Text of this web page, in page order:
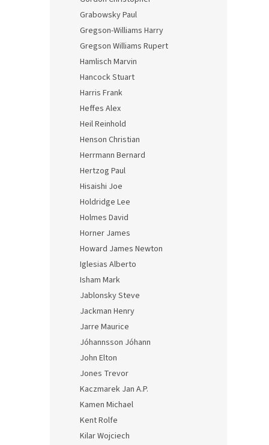
Grabowsky Paul
Gregson-Williams Harry
Gregson Williams Rupert
Hamlisch Marvin
Hancock Stuart
Harris Frank
Heffes Alex
Heil Reinhold
Henson Christian
Herrmann Bernard
Hertzog Paul
Hisaishi Joe
Holdridge Lee
Holmes David
Horner James
Howard James Newton
Iglesias Alberto
Isham Mark
Jablonsky Steve
Jackman Henry
Jarre Maurice
Jóhannsson Jóhann
John Elton
Jones Trevor
Kaczmarek Jan A.P.
Kamen Michael
Kent Rolfe
Kilar Wojciech